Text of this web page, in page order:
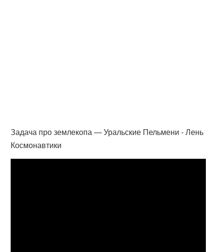
Задача про землекопа — Уральские Пельмени - Лень
Космонавтики